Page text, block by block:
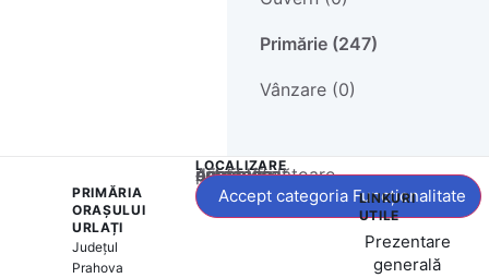
Primărie (247)
Vânzare (0)
PRIMĂRIA
ORAȘULUI
URLAȚI
Județul
Prahova
LOCALIZARE
Acest conținut este blocat până când acceptați categoria corespunzătoare de cookie-uri.
Accept categoria Funcționalitate
LINKURI
UTILE
Prezentare
generală